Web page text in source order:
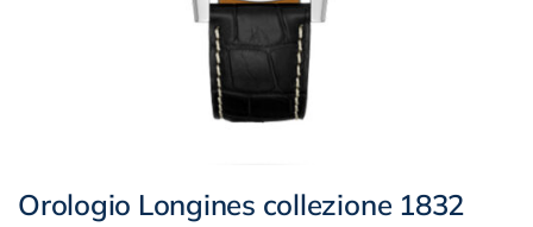
Orologio Longines collezione 1832